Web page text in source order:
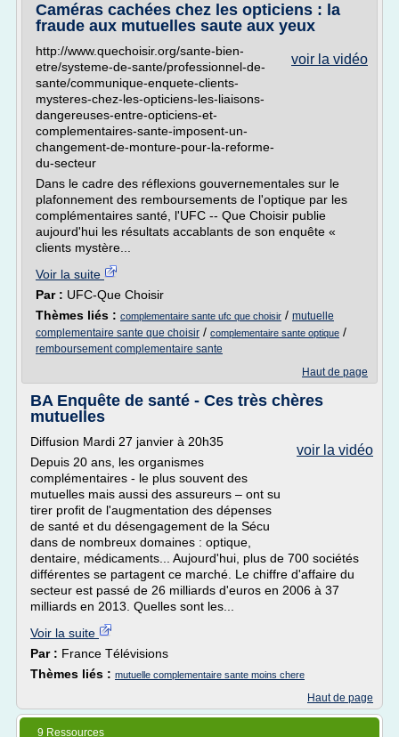
Caméras cachées chez les opticiens : la
fraude aux mutuelles saute aux yeux
voir la vidéo
http://www.quechoisir.org/sante-bien-
etre/systeme-de-sante/professionnel-de-
sante/communique-enquete-clients-
mysteres-chez-les-opticiens-les-liaisons-
dangereuses-entre-opticiens-et-
complementaires-sante-imposent-un-
changement-de-monture-pour-la-reforme-
du-secteur
Dans le cadre des réflexions gouvernementales sur le
plafonnement des remboursements de l'optique par les
complémentaires santé, l'UFC -- Que Choisir publie
aujourd'hui les résultats accablants de son enquête «
clients mystère...
Voir la suite
Par : UFC-Que Choisir
Thèmes liés : complementaire sante ufc que choisir / mutuelle
complementaire sante que choisir / complementaire sante optique /
remboursement complementaire sante
Haut de page
BA Enquête de santé - Ces très chères
mutuelles
voir la vidéo
Diffusion Mardi 27 janvier à 20h35
Depuis 20 ans, les organismes
complémentaires - le plus souvent des
mutuelles mais aussi des assureurs – ont su
tirer profit de l'augmentation des dépenses
de santé et du désengagement de la Sécu
dans de nombreux domaines : optique,
dentaire, médicaments... Aujourd'hui, plus de 700 sociétés
différentes se partagent ce marché. Le chiffre d'affaire du
secteur est passé de 26 milliards d'euros en 2006 à 37
milliards en 2013. Quelles sont les...
Voir la suite
Par : France Télévisions
Thèmes liés : mutuelle complementaire sante moins chere
Haut de page
9 Ressources